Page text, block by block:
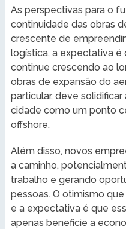
As perspectivas para o
continuidade das obras
crescente de
logística, a expectativa
continue crescendo ao
obras de expansão do
particular, deve
cidade como um ponto
offshore.
Além disso, novos
a caminho,
trabalho e gerando
pessoas. O otimismo
e a expectativa é que
apenas beneficie a